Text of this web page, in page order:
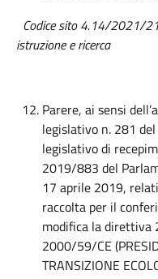
Codice sito 4.14/2021/
istruzione e ricerca
Parere, ai sensi
legislativo n. 281
legislativo di
2019/883 del
17 aprile 2019,
raccolta per il
modifica la direttiva
2000/59/CE
TRANSIZIONE